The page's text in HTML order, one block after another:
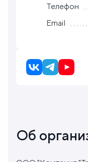
нас
Телефон
Email
Об